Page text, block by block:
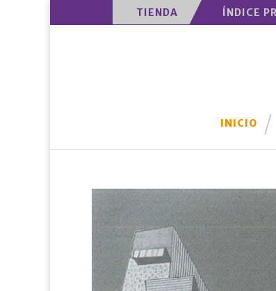
TIENDA ÍNDICE
INICIO